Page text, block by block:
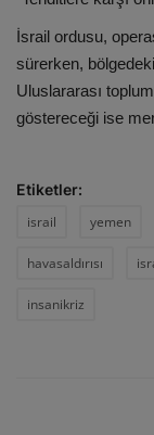
İsrail ordusu,
sürerken,
Uluslararası
göstereceği ise
Etiketler:
israil
yemen
havasaldırısı
insanikriz